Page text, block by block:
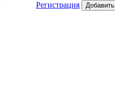
Регистрация Добавить